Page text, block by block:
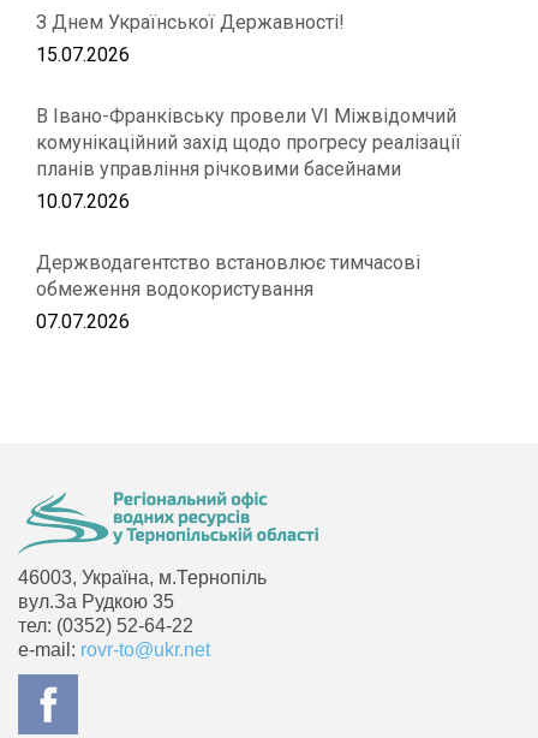
З Днем Української Державності!
15.07.2026
В Івано-Франківську провели VІ Міжвідомчий
комунікаційний захід щодо прогресу реалізації
планів управління річковими басейнами
10.07.2026
Держводагентство встановлює тимчасові
обмеження водокористування
07.07.2026
46003, Україна, м.Тернопіль
вул.За Рудкою 35
тел: (0352) 52-64-22
e-mail: rovr-to@ukr.net